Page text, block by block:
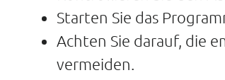
Starten Sie das
Achten Sie darauf, die
vermeiden.